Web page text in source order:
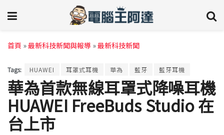
首頁 »最新科技新聞與報導 »最新科技新聞
Tags: HUAWEI 耳罩式耳機 華為 藍牙 藍牙耳機
華為首款無線耳罩式降噪耳機
HUAWEI FreeBuds Studio 在
台上市